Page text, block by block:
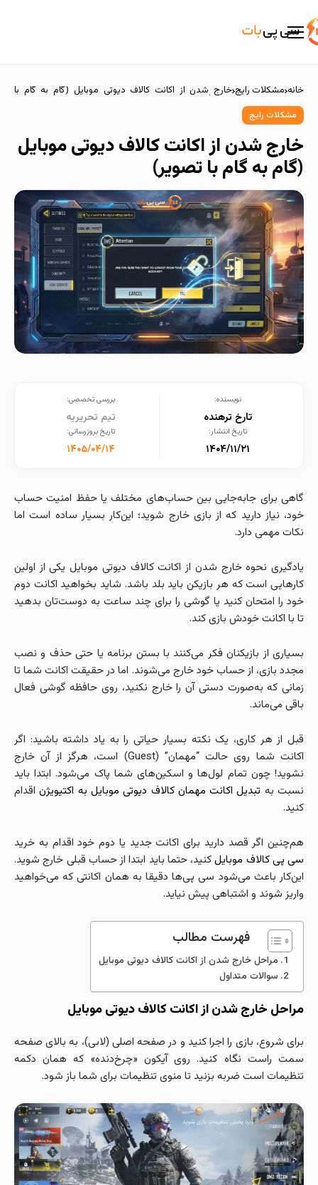
خانه مشکلات رایج خارج شدن از اکانت کالاف دیوتی موبایل (گام به گام با
تصویر)
مشکلات رایج
خارج شدن از اکانت کالاف دیوتی موبایل
(گام به گام با تصویر)
نویسنده:
تارخ ترهنده
بررسی تخصصی:
تیم تحریریه
تاریخ انتشار:
۱۴۰۴/۱۱/۲۱
تاریخ بروزرسانی:
۱۴۰۵/۰۴/۱۴
گاهی برای جابه‌جایی بین حساب‌های مختلف یا حفظ امنیت حساب
خود، نیاز دارید که از بازی خارج شوید؛ این‌کار بسیار ساده است اما
نکات مهمی دارد.
یادگیری نحوه خارج شدن از اکانت کالاف دیوتی موبایل یکی از اولین
کارهایی است که هر بازیکن باید بلد باشد. شاید بخواهید اکانت دوم
خود را امتحان کنید یا گوشی را برای چند ساعت به دوست‌تان بدهید
تا با اکانت خودش بازی کند.
بسیاری از بازیکنان فکر می‌کنند با بستن برنامه یا حتی حذف و نصب
مجدد بازی، از حساب خود خارج می‌شوند. اما در حقیقت اکانت شما تا
زمانی که به‌صورت دستی آن را خارج نکنید، روی حافظه گوشی فعال
باقی می‌ماند.
قبل از هر کاری، یک نکته بسیار حیاتی را به یاد داشته باشید: اگر
اکانت شما روی حالت “مهمان” (Guest) است، هرگز از آن خارج
نشوید! چون تمام لول‌ها و اسکین‌های شما پاک می‌شود. ابتدا باید
نسبت به تبدیل اکانت مهمان کالاف دیوتی موبایل به اکتیویژناقدام
کنید.
هم‌چنین اگر قصد دارید برای اکانت جدید یا دوم خود اقدام به خرید
سی پی کالاف موبایلکنید، حتما باید ابتدا از حساب قبلی خارج شوید.
این‌کار باعث می‌شود سی‌ پی‌ها دقیقا به همان اکانتی که می‌خواهید
واریز شوند و اشتباهی پیش نیاید.
فهرست مطالب
مراحل خارج شدن از اکانت کالاف دیوتی موبایل
سوالات متداول
مراحل خارج شدن از اکانت کالاف دیوتی موبایل
برای شروع، بازی را اجرا کنید و در صفحه اصلی (لابی)، به بالای صفحه
سمت راست نگاه کنید. روی آیکون «چرخ‌دنده» که همان دکمه
تنظیمات است ضربه بزنید تا منوی تنظیمات برای شما باز شود.